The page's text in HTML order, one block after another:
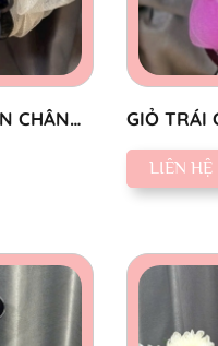
CHÂN GIỎ TRÁI
LIÊN HỆ